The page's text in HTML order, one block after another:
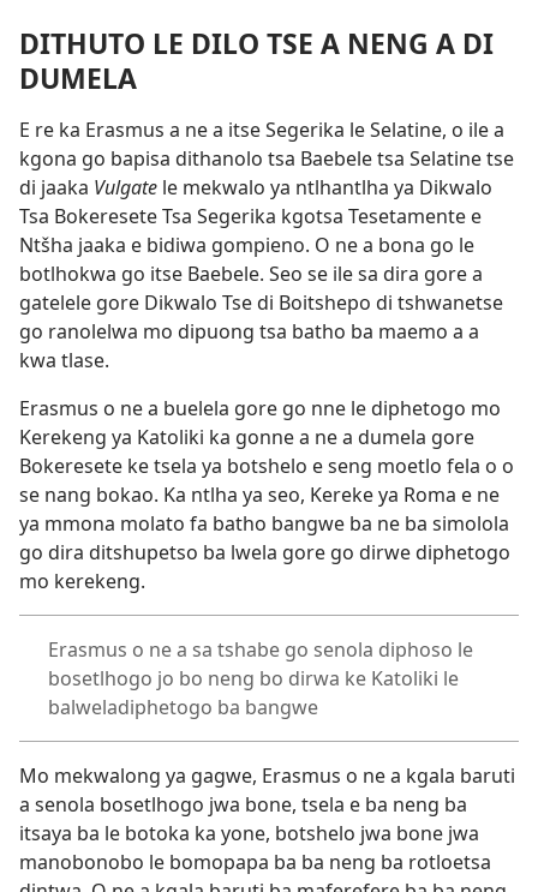
DITHUTO LE DILO TSE A NENG A DI
DUMELA
E re ka Erasmus a ne a itse Segerika le Selatine, o ile a
kgona go bapisa dithanolo tsa Baebele tsa Selatine tse
di jaaka Vulgate le mekwalo ya ntlhantlha ya Dikwalo
Tsa Bokeresete Tsa Segerika kgotsa Tesetamente e
Ntšha jaaka e bidiwa gompieno. O ne a bona go le
botlhokwa go itse Baebele. Seo se ile sa dira gore a
gatelele gore Dikwalo Tse di Boitshepo di tshwanetse
go ranolelwa mo dipuong tsa batho ba maemo a a
kwa tlase.
Erasmus o ne a buelela gore go nne le diphetogo mo
Kerekeng ya Katoliki ka gonne a ne a dumela gore
Bokeresete ke tsela ya botshelo e seng moetlo fela o o
se nang bokao. Ka ntlha ya seo, Kereke ya Roma e ne
ya mmona molato fa batho bangwe ba ne ba simolola
go dira ditshupetso ba lwela gore go dirwe diphetogo
mo kerekeng.
Erasmus o ne a sa tshabe go senola diphoso le
bosetlhogo jo bo neng bo dirwa ke Katoliki le
balweladiphetogo ba bangwe
Mo mekwalong ya gagwe, Erasmus o ne a kgala baruti
a senola bosetlhogo jwa bone, tsela e ba neng ba
itsaya ba le botoka ka yone, botshelo jwa bone jwa
manobonobo le bomopapa ba ba neng ba rotloetsa